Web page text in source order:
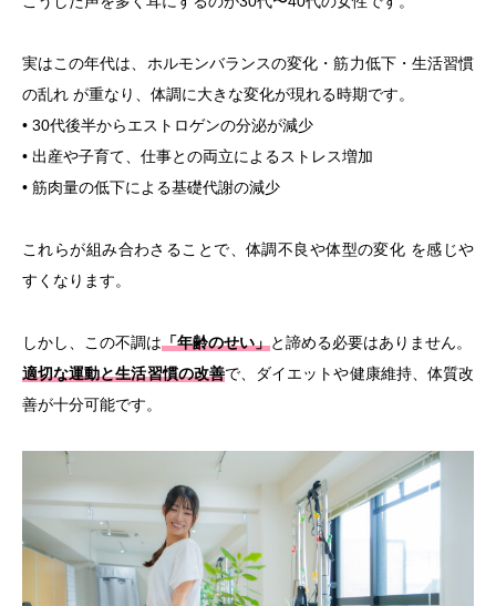
実はこの年代は、ホルモンバランスの変化・筋力低下・生活習慣
の乱れ が重なり、体調に大きな変化が現れる時期です。
• 30代後半からエストロゲンの分泌が減少
• 出産や子育て、仕事との両立によるストレス増加
• 筋肉量の低下による基礎代謝の減少
これらが組み合わさることで、体調不良や体型の変化 を感じや
すくなります。
しかし、この不調は「年齢のせい」と諦める必要はありません。
適切な運動と生活習慣の改善で、ダイエットや健康維持、体質改
善が十分可能です。